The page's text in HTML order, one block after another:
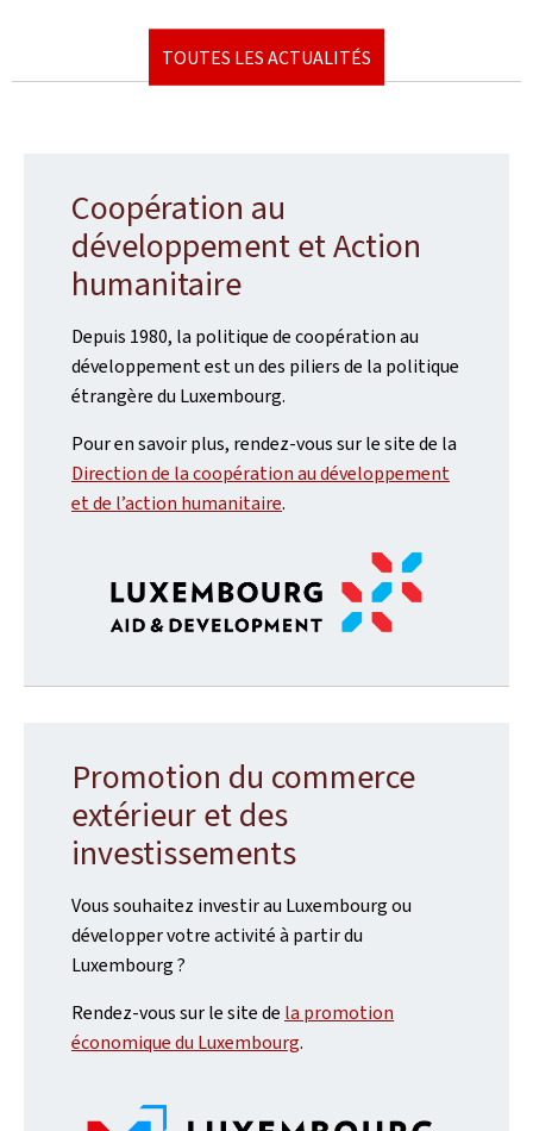
TOUTES LES ACTUALITÉS
Coopération au
développement et Action
humanitaire
Depuis 1980, la politique de coopération au
développement est un des piliers de la politique
étrangère du Luxembourg.
Pour en savoir plus, rendez-vous sur le site de la
Direction de la coopération au développement
et de l’action humanitaire.
Promotion du commerce
extérieur et des
investissements
Vous souhaitez investir au Luxembourg ou
développer votre activité à partir du
Luxembourg ?
Rendez-vous sur le site de la promotion
économique du Luxembourg.